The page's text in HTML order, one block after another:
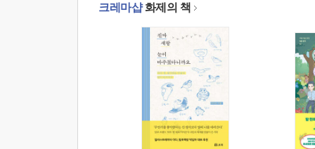
크레마샵화제의 책